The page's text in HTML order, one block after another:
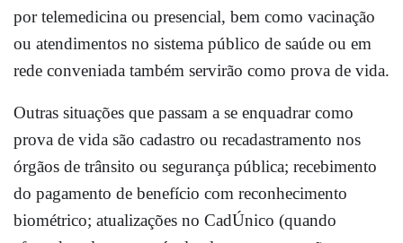
por telemedicina ou presencial, bem como vacinação
ou atendimentos no sistema público de saúde ou em
rede conveniada também servirão como prova de vida.
Outras situações que passam a se enquadrar como
prova de vida são cadastro ou recadastramento nos
órgãos de trânsito ou segurança pública; recebimento
do pagamento de benefício com reconhecimento
biométrico; atualizações no CadÚnico (quando